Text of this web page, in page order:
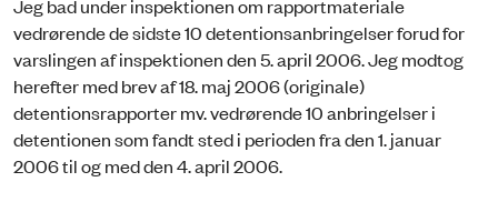
Jeg bad under inspektionen om rapportmateriale
vedrørende de sidste 10 detentionsanbringelser forud for
varslingen af inspektionen den 5. april 2006. Jeg modtog
herefter med brev af 18. maj 2006 (originale)
detentionsrapporter mv. vedrørende 10 anbringelser i
detentionen som fandt sted i perioden fra den 1. januar
2006 til og med den 4. april 2006.